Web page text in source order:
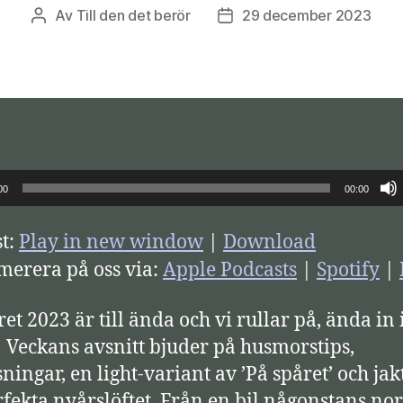
Inläggsförfattare
Av Till den det berör Inläggsdatum
29 december 2023
00:00
Play in new window
Download
på oss via: Apple Podcasts Spotify
2023 är till ända och vi rullar på, ända in
avsnitt bjuder på husmorstips,
en light-variant av ’På spåret’ och